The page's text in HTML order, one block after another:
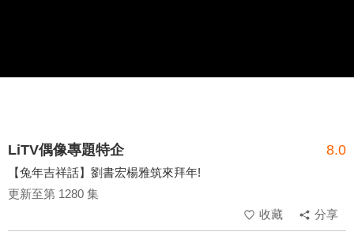
LiTV偶像專題特企 8.0
【兔年吉祥話】劉書宏楊雅筑來拜年!
更新至第 1280 集
收藏
分享